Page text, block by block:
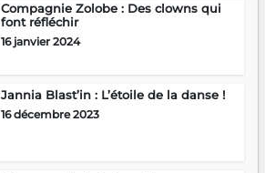
Compagnie Zolobe : Des clowns qui
font réfléchir
16 janvier 2024
Jannia Blast’in : L’étoile de la danse !
16 décembre 2023